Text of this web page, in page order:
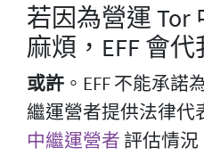
若因為營運 Tor
麻煩，EFF 會
或許 。EFF 不能承諾
繼運營者提供法律代
中繼運營者 評估情